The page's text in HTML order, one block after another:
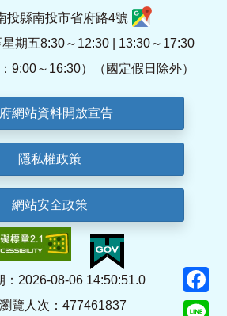
投縣南投市省府路4號
期五8:30～12:30 | 13:30～17:30
9:00～16:30）（國定假日除外）
網站資料開放宣告
隱私權政策
網站安全政策
：2026-08-06 14:50:51.0
覽人次：477461837